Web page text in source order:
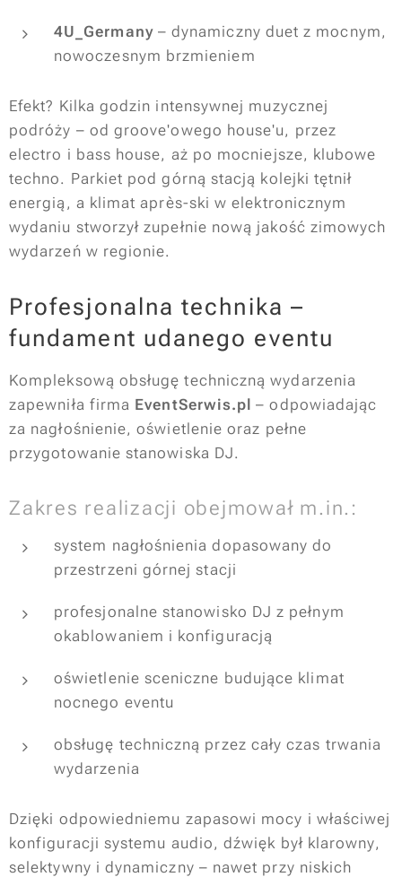
4U_Germany– dynamiczny duet z mocnym,
nowoczesnym brzmieniem
Efekt? Kilka godzin intensywnej muzycznej
podróży – od groove'owego house'u, przez
electro i bass house, aż po mocniejsze, klubowe
techno. Parkiet pod górną stacją kolejki tętnił
energią, a klimat après-ski w elektronicznym
wydaniu stworzył zupełnie nową jakość zimowych
wydarzeń w regionie.
Profesjonalna technika –
fundament udanego eventu
Kompleksową obsługę techniczną wydarzenia
zapewniła firma EventSerwis.pl – odpowiadając
za nagłośnienie, oświetlenie oraz pełne
przygotowanie stanowiska DJ.
Zakres realizacji obejmował m.in.:
system nagłośnienia dopasowany do
przestrzeni górnej stacji
profesjonalne stanowisko DJ z pełnym
okablowaniem i konfiguracją
oświetlenie sceniczne budujące klimat
nocnego eventu
obsługę techniczną przez cały czas trwania
wydarzenia
Dzięki odpowiedniemu zapasowi mocy i właściwej
konfiguracji systemu audio, dźwięk był klarowny,
selektywny i dynamiczny – nawet przy niskich